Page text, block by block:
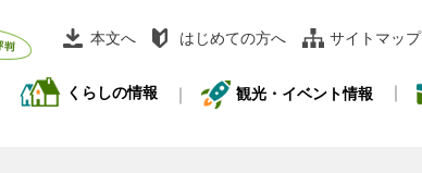
本文へ はじめての方へ サイトマップ
くらしの情報 観光・イベント情報